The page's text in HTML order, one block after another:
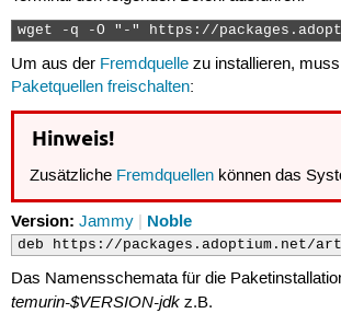
wget -q -O "-" https://
Um aus der Fremdquellezu installieren,
Paketquellen freischalten:
Hinweis!
Zusätzliche Fremdquellen können das
Version: Jammy| Noble
deb https://packages.adoptium.net/
Das Namensschemata für die
temurin-$VERSION-jdkz.B.